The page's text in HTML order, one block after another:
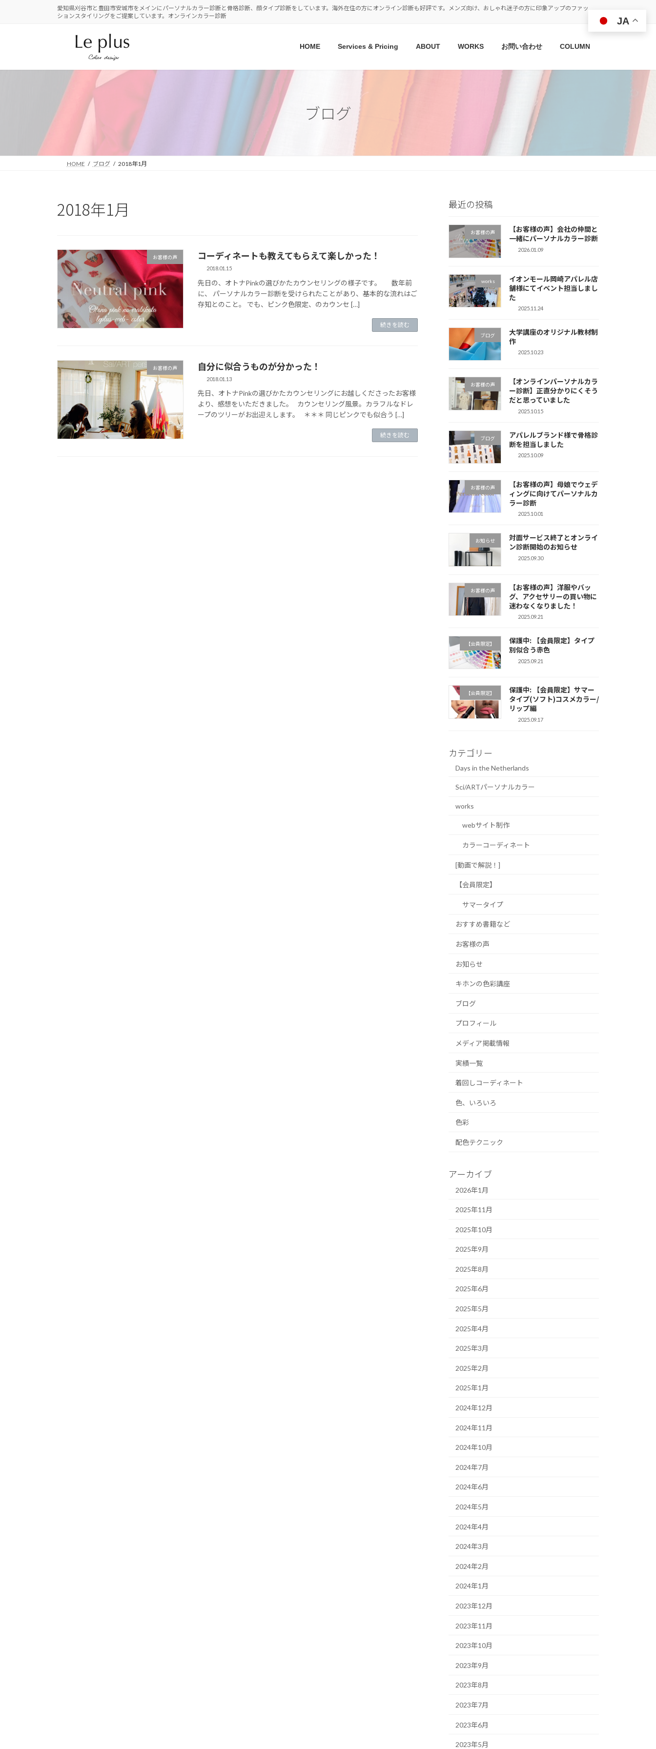
愛知県刈谷市と豊田市安城市をメインにパーソナルカラー診断と骨格診断、顔タイプ診断をしています。海外在住の方にオンライン診断も好評です。メンズ向け、おしゃれ迷子の方に印象アップのファッ
ションスタイリングをご提案しています。オンラインカラー診断
HOME Services & Pricing ABOUT WORKS お問い合わせ COLUMN
ブログ
HOME ブログ 2018年1月
2018年1月
お客様の声 コーディネートも教えてもらえて楽しかった！
2018.01.15
先日の、オトナPinkの選びかたカウンセリングの様子です。 数年前
に、 パーソナルカラー診断を受けられたことがあり、基本的な流れはご
存知とのこと。 でも、ピンク色限定、のカウンセ […]
続きを読む
お客様の声 自分に似合うものが分かった！
2018.01.13
先日、オトナPinkの選びかたカウンセリングにお越しくださったお客様
より、感想をいただきました。 カウンセリング風景。カラフルなドレ
ープのツリーがお出迎えします。 ＊＊＊ 同じピンクでも似合う […]
続きを読む
最近の投稿
お客様の声
【お客様の声】会社の仲間と
一緒にパーソナルカラー診断
2026.01.09
works
イオンモール岡崎アパレル店
舗様にてイベント担当しまし
た
2025.11.24
ブログ
大学講座のオリジナル教材制
作
2025.10.23
お客様の声
【オンラインパーソナルカラ
ー診断】正直分かりにくそう
だと思っていました
2025.10.15
ブログ
アパレルブランド様で骨格診
断を担当しました
2025.10.09
お客様の声
【お客様の声】母娘でウェデ
ィングに向けてパーソナルカ
ラー診断
2025.10.01
お知らせ
対面サービス終了とオンライ
ン診断開始のお知らせ
2025.09.30
お客様の声
【お客様の声】洋服やバッ
グ、アクセサリーの買い物に
迷わなくなりました！
2025.09.21
【会員限定】
保護中: 【会員限定】タイプ
別似合う赤色
2025.09.21
【会員限定】
保護中: 【会員限定】サマー
タイプ(ソフト)コスメカラー/
リップ編
2025.09.17
カテゴリー
Days in the Netherlands
Sci/ARTパーソナルカラー
works
webサイト制作
カラーコーディネート
[動画で解説！]
【会員限定】
サマータイプ
おすすめ書籍など
お客様の声
お知らせ
キホンの色彩講座
ブログ
プロフィール
メディア掲載情報
実績一覧
着回しコーディネート
色、いろいろ
色彩
配色テクニック
アーカイブ
2026年1月
2025年11月
2025年10月
2025年9月
2025年8月
2025年6月
2025年5月
2025年4月
2025年3月
2025年2月
2025年1月
2024年12月
2024年11月
2024年10月
2024年7月
2024年6月
2024年5月
2024年4月
2024年3月
2024年2月
2024年1月
2023年12月
2023年11月
2023年10月
2023年9月
2023年8月
2023年7月
2023年6月
2023年5月
JA